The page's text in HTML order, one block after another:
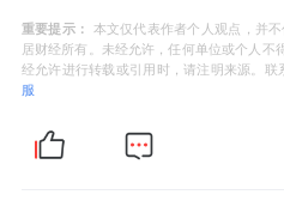
重要提示：
本文仅代表作者个人观点，并
居财经所有。未经允许，任何单位或个人不
经允许进行转载或引用时，请注明来源。联
服